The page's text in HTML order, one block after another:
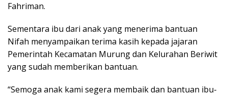
Fahriman.
Sementara ibu dari anak yang menerima bantuan
Nifah menyampaikan terima kasih kepada jajaran
Pemerintah Kecamatan Murung dan Kelurahan Beriwit
yang sudah memberikan bantuan.
“Semoga anak kami segera membaik dan bantuan ibu-